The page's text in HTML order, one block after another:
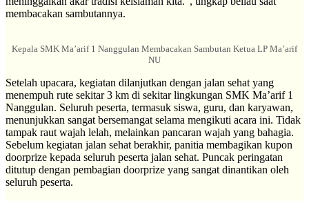
membacakan sambutannya.
Kepala SMK Ma’arif 1 Nanggulan Membacakan Sambutan Ketua LP Ma’arif
NU
Setelah upacara, kegiatan dilanjutkan dengan jalan sehat yang
menempuh rute sekitar 3 km di sekitar lingkungan SMK Ma’arif 1
Nanggulan. Seluruh peserta, termasuk siswa, guru, dan karyawan,
menunjukkan sangat bersemangat selama mengikuti acara ini. Tidak
tampak raut wajah lelah, melainkan pancaran wajah yang bahagia.
Sebelum kegiatan jalan sehat berakhir, panitia membagikan kupon
doorprize kepada seluruh peserta jalan sehat. Puncak peringatan
ditutup dengan pembagian doorprize yang sangat dinantikan oleh
seluruh peserta.